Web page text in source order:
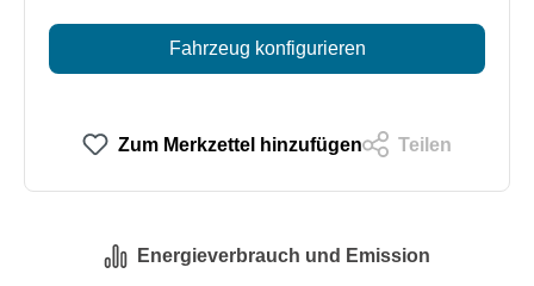
Fahrzeug konfigurieren
Zum Merkzettel hinzufügen Teilen
Energieverbrauch und Emission